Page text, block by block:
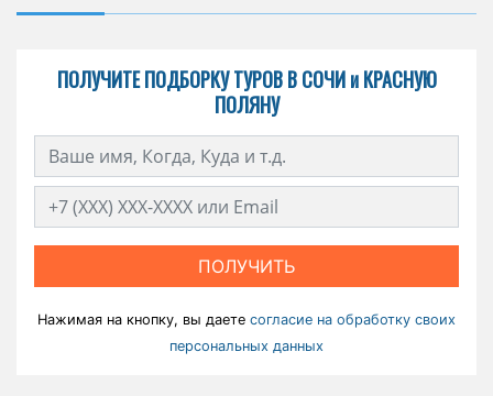
ПОЛУЧИТЕ ПОДБОРКУ ТУРОВ В СОЧИ и КРАСНУЮ
ПОЛЯНУ
ПОЛУЧИТЬ
Нажимая на кнопку, вы даете согласие на обработку своих
персональных данных